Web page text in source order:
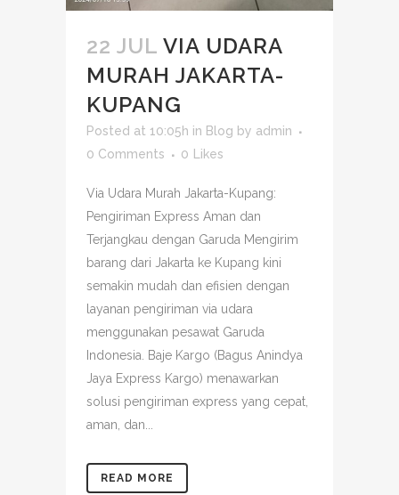
22 JUL VIA UDARA
MURAH JAKARTA-
KUPANG
Posted at 10:05h in Blog by admin
0 Comments
0 Likes
Via Udara Murah Jakarta-Kupang:
Pengiriman Express Aman dan
Terjangkau dengan Garuda Mengirim
barang dari Jakarta ke Kupang kini
semakin mudah dan efisien dengan
layanan pengiriman via udara
menggunakan pesawat Garuda
Indonesia. Baje Kargo (Bagus Anindya
Jaya Express Kargo) menawarkan
solusi pengiriman express yang cepat,
aman, dan...
READ MORE